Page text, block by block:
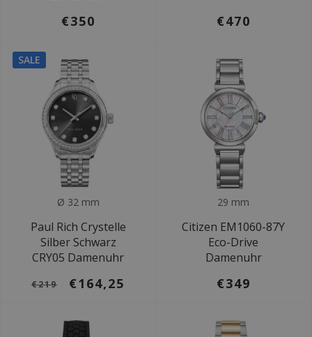
€350 €470
SALE
Ø 32 mm
Paul Rich Crystelle
Silber Schwarz
CRY05 Damenuhr
€219 €164,25
29 mm
Citizen EM1060-87Y
Eco-Drive
Damenuhr
€349